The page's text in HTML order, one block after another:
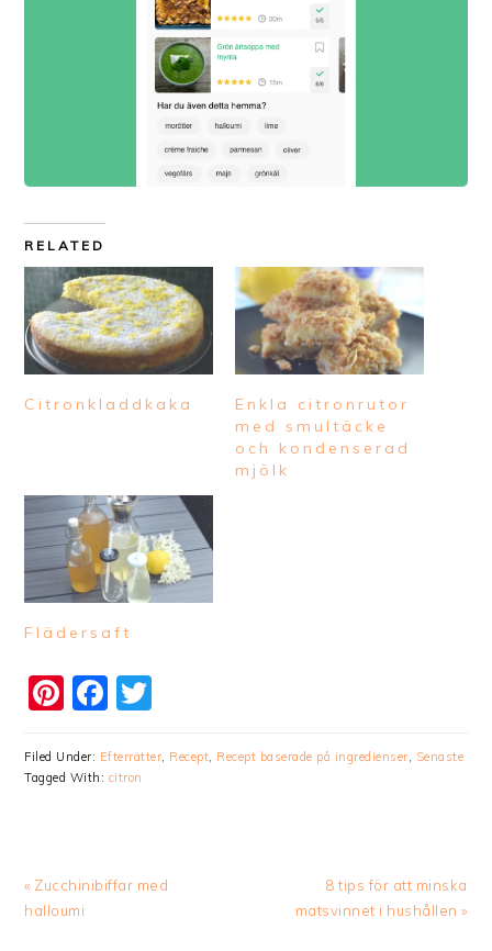
RELATED
Citronkladdkaka
Enkla citronrutor
med smultäcke
och kondenserad
mjölk
Flädersaft
Pinterest
Facebook
Filed Under: Efterrätter, Recept, Recept baserade på ingredienser, Senaste
Tagged With: citron
Previous
Post:
« Zucchinibiffar med
halloumi
Next
Post:
8 tips för att minska
matsvinnet i hushållen »